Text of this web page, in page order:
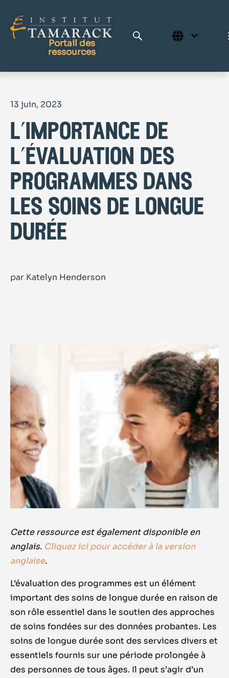
Portail des
ressources
Page d'accueil
Le Centre d'apprentissage
13 juin, 2023
l’importance de
l’évaluation des
programmes dans
les soins de longue
durée
par Katelyn Henderson
Cette ressource est également disponible en
anglais. Cliquez ici pour accéder à la version
anglaise.
L’évaluation des programmes est un élément
important des soins de longue durée en raison de
son rôle essentiel dans le soutien des approches
de soins fondées sur des données probantes. Les
soins de longue durée sont des services divers et
essentiels fournis sur une période prolongée à
des personnes de tous âges. Il peut s’agir d’un